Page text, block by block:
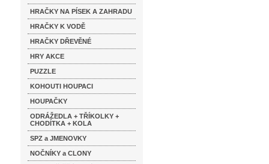
HRAČKY NA PÍSEK A ZAHRADU
HRAČKY K VODĚ
HRAČKY DŘEVĚNÉ
HRY AKCE
PUZZLE
KOHOUTI HOUPACI
HOUPAČKY
ODRÁŽEDLA + TŘÍKOLKY +
CHODÍTKA + KOLA
SPZ a JMENOVKY
NOČNÍKY a CLONY